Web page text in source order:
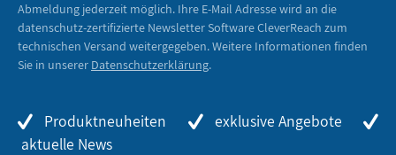
Abmeldung jederzeit möglich. Ihre E-Mail Adresse wird an die
datenschutz-zertifizierte Newsletter Software CleverReach zum
technischen Versand weitergegeben. Weitere Informationen finden
Sie in unserer Datenschutzerklärung.
Produktneuheiten
exklusive Angebote
aktuelle News